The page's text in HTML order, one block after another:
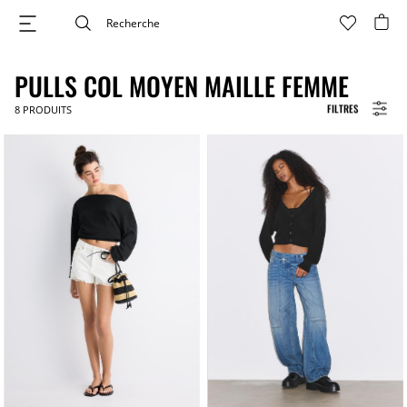
FILTRES
PULLS COL MOYEN MAILLE FEMME
8 PRODUITS